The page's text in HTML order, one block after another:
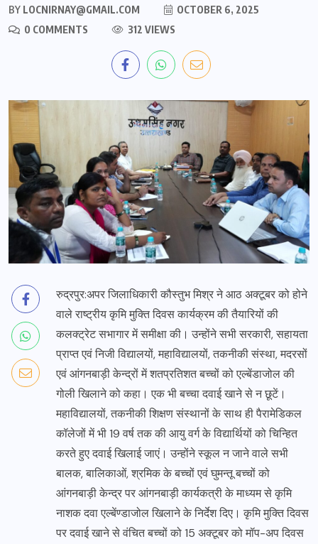
BY LOCNIRNAY@GMAIL.COM
OCTOBER 6, 2025
0 COMMENTS
312 VIEWS
रुद्रपुर:अपर जिलाधिकारी कौस्तुभ मिश्र ने आठ अक्टूबर को होने
वाले राष्ट्रीय कृमि मुक्ति दिवस कार्यक्रम की तैयारियों की
कलक्ट्रेट सभागार में समीक्षा की। उन्होंने सभी सरकारी, सहायता
प्राप्त एवं निजी विद्यालयों, महाविद्यालयों, तकनीकी संस्था, मदरसों
एवं आंगनबाड़ी केन्द्रों में शतप्रतिशत बच्चों को एल्बेंडाजोल की
गोली खिलाने को कहा। एक भी बच्चा दवाई खाने से न छूटें।
महाविद्यालयों, तकनीकी शिक्षण संस्थानों के साथ ही पैरामेडिकल
कॉलेजों में भी 19 वर्ष तक की आयु वर्ग के विद्यार्थियों को चिन्हित
करते हुए दवाई खिलाई जाएं। उन्होंने स्कूल न जाने वाले सभी
बालक, बालिकाओं, श्रमिक के बच्चों एवं घुमन्तू बच्चों को
आंगनबाड़ी केन्द्र पर आंगनबाड़ी कार्यकत्री के माध्यम से कृमि
नाशक दवा एल्बेंण्डाजोल खिलाने के निर्देश दिए। कृमि मुक्ति दिवस
पर दवाई खाने से वंचित बच्चों को 15 अक्टूबर को मॉप-अप दिवस